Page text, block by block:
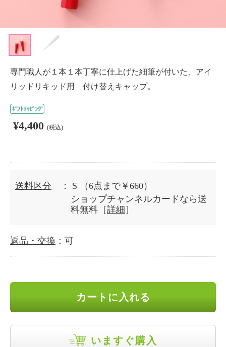
専門職人が１本１本丁寧に仕上げた細筆が付いた、アイ
リッドリキッド用 付け替えキャップ。
¥4,400 (税込)
送料区分 ： S
（6点まで￥660）
ショップチャンネルカードなら送
料無料［詳細 ］
返品・交換 ：可
カートに入れる
いますぐ購入